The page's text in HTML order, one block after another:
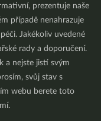
prezentuje naše
případě nenahrazuje
Jakékoliv uvedené
rady a doporučení.
a nejste jistí svým
svůj stav s
webu berete toto